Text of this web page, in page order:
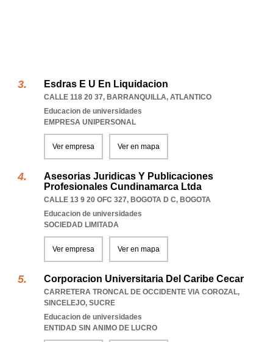
Esdras E U En Liquidacion
CALLE 118 20 37, BARRANQUILLA, ATLANTICO
Educacion de universidades
EMPRESA UNIPERSONAL
Ver empresa Ver en mapa
Asesorias Juridicas Y Publicaciones
Profesionales Cundinamarca Ltda
CALLE 13 9 20 OFC 327, BOGOTA D C, BOGOTA
Educacion de universidades
SOCIEDAD LIMITADA
Ver empresa Ver en mapa
Corporacion Universitaria Del Caribe Cecar
CARRETERA TRONCAL DE OCCIDENTE VIA COROZAL,
SINCELEJO, SUCRE
Educacion de universidades
ENTIDAD SIN ANIMO DE LUCRO